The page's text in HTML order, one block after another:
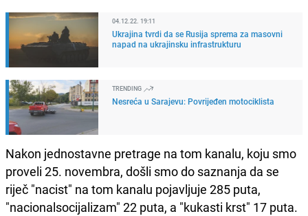
04.12.22. 19:11
Ukrajina tvrdi da se Rusija sprema za masovni
napad na ukrajinsku infrastrukturu
TRENDING
Nesreća u Sarajevu: Povrijeđen motociklista
Nakon jednostavne pretrage na tom kanalu, koju smo
proveli 25. novembra, došli smo do saznanja da se
riječ "nacist" na tom kanalu pojavljuje 285 puta,
"nacionalsocijalizam" 22 puta, a "kukasti krst" 17 puta.